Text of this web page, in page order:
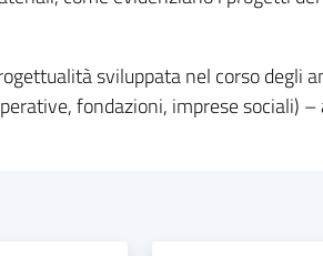
sviluppata nel corso degli
fondazioni, imprese sociali)